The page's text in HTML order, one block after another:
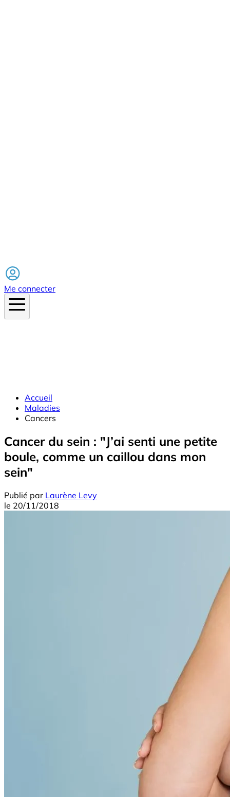
Me connecter
Accueil
Maladies
Cancers
Cancer du sein : "J’ai senti une petite
boule, comme un caillou dans mon
sein"
Publié par Laurène Levy
le 20/11/2018